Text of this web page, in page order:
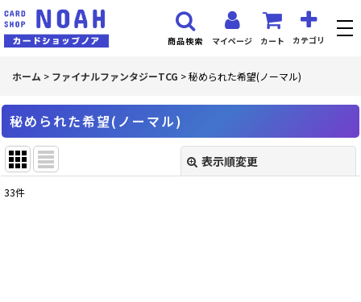
マイページ カート カテゴリ
商品検索
ホーム > ファイナルファンタジーTCG >秘められた希望(ノーマル)
秘められた希望(ノーマル)
表示順変更
33件